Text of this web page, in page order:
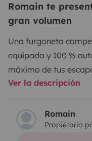
Romain te
gran volumen
Una furgoneta
equipada y 100 %
máximo de tus
aventuras más
carretera! :)
cámara y los
Ver la descripción
Romain
Propietario